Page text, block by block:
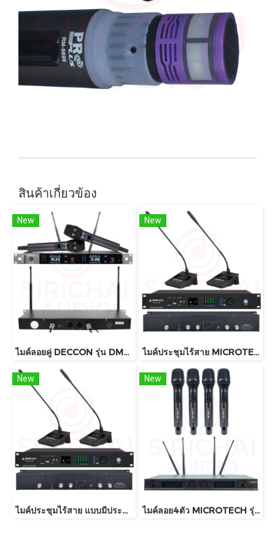
สินค้าเกี่ยวข้อง
New
ไมค์ลอยคู่ DECCON รุ่น DM333
New
ไมค์ประชุมไร้สาย MICROTECH รุ่น Microsys G1 , G2 , G3
New
ไมค์ประชุมไร้สาย แบบมีประธาน MICROTECH รุ่น MICROSYS (มีแบตเตอรีในตัว)
New
ไมค์ลอย4ตัว MICROTECH รุ่น MT333A (4CH)